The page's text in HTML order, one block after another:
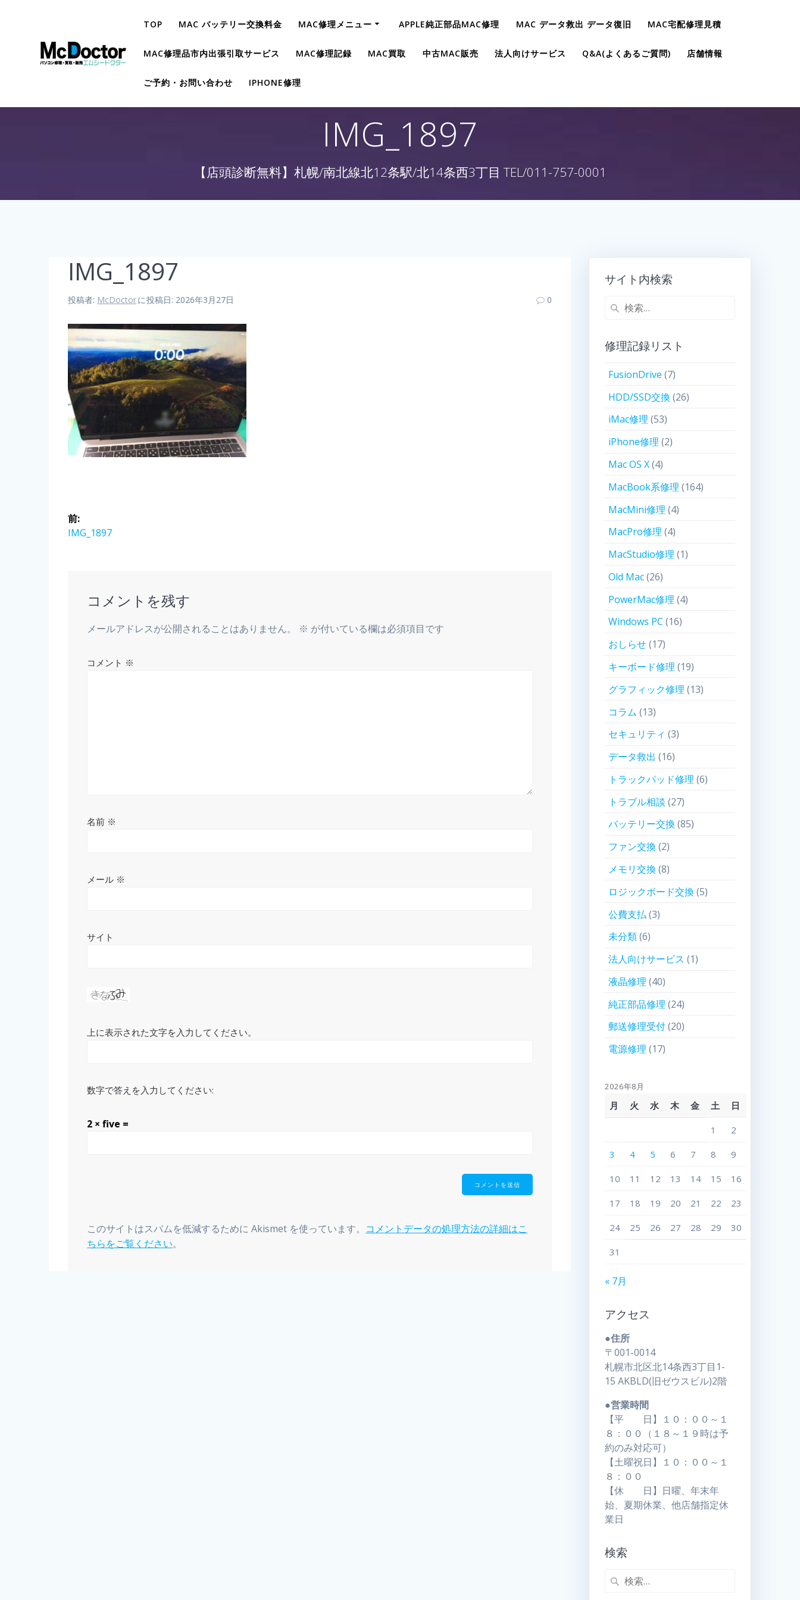
TOP MAC バッテリー交換料金 MAC修理メニュー APPLE純正部品MAC修理 MAC データ救出 データ復旧 MAC宅配修理見積
MAC修理品市内出張引取サービス MAC修理記録 MAC買取 中古MAC販売 法人向けサービス Q&A(よくあるご質問) 店舗情報
ご予約・お問い合わせ IPHONE修理
IMG_1897
【店頭診断無料】札幌/南北線北12条駅/北14条西3丁目 TEL/011-757-0001
IMG_1897
投稿者: McDoctorに投稿日: 2026年3月27日 0
前:
IMG_1897
コメントを残す
メールアドレスが公開されることはありません。 ※ が付いている欄は必須項目です
コメント ※
名前 ※
メール ※
サイト
上に表示された文字を入力してください。
数字で答えを入力してください:
2 × five =
このサイトはスパムを低減するために Akismet を使っています。 コメントデータの処理方法の詳細はこ
ちらをご覧ください。
サイト内検索
修理記録リスト
FusionDrive (7)
HDD/SSD交換 (26)
iMac修理 (53)
iPhone修理 (2)
Mac OS X(4)
MacBook系修理 (164)
MacMini修理 (4)
MacPro修理 (4)
MacStudio修理 (1)
Old Mac(26)
PowerMac修理 (4)
Windows PC (16)
おしらせ(17)
キーボード修理 (19)
グラフィック修理 (13)
コラム (13)
セキュリティ (3)
データ救出 (16)
トラックパッド修理 (6)
トラブル相談 (27)
バッテリー交換 (85)
ファン交換 (2)
メモリ交換 (8)
ロジックボード交換 (5)
公費支払(3)
未分類(6)
法人向けサービス (1)
液晶修理 (40)
純正部品修理 (24)
郵送修理受付(20)
電源修理 (17)
2026年8月
月 火 水 木 金 土 日
1 2
3 4 5 6 7 8 9
10 11 12 13 14 15 16
17 18 19 20 21 22 23
24 25 26 27 28 29 30
31
« 7月
アクセス
●住所
〒001-0014
札幌市北区北14条西3丁目1-
15 AKBLD(旧ゼウスビル)2階
●営業時間
【平 日】１０：００～１
８：００（１８～１９時は予
約のみ対応可）
【土曜祝日】１０：００～１
８：００
【休 日】日曜、年末年
始、夏期休業、他店舗指定休
業日
検索